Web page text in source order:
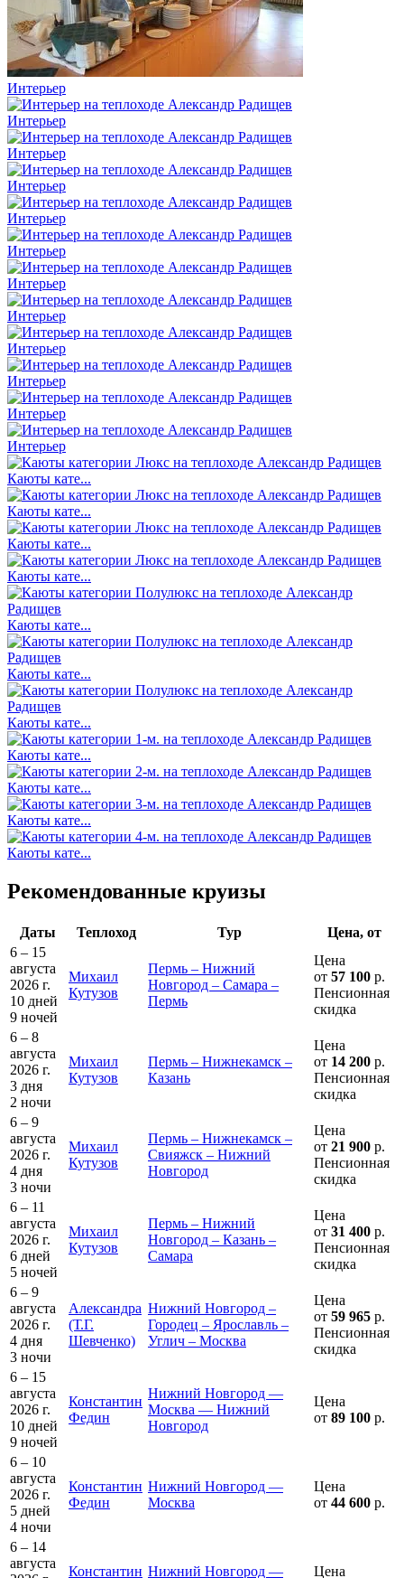
Интерьер
Интерьер
Интерьер
Интерьер
Интерьер
Интерьер
Интерьер
Интерьер
Интерьер
Интерьер
Интерьер
Интерьер
Каюты кате...
Каюты кате...
Каюты кате...
Каюты кате...
Каюты кате...
Каюты кате...
Каюты кате...
Каюты кате...
Каюты кате...
Каюты кате...
Каюты кате...
Рекомендованные круизы
Даты Теплоход Тур
Цена, от
6 – 15
августа
2026 г.
10 дней
9 ночей
Михаил
Кутузов
Пермь – Нижний
Новгород – Самара –
Пермь
Цена
от 57 100 р.
Пенсионная
скидка
6 – 8
августа
2026 г.
3 дня
2 ночи
Михаил
Кутузов
Пермь – Нижнекамск –
Казань
Цена
от 14 200 р.
Пенсионная
скидка
6 – 9
августа
2026 г.
4 дня
3 ночи
Михаил
Кутузов
Пермь – Нижнекамск –
Свияжск – Нижний
Новгород
Цена
от 21 900 р.
Пенсионная
скидка
6 – 11
августа
2026 г.
6 дней
5 ночей
Михаил
Кутузов
Пермь – Нижний
Новгород – Казань –
Самара
Цена
от 31 400 р.
Пенсионная
скидка
6 – 9
августа
2026 г.
4 дня
3 ночи
Александра
(Т.Г.
Шевченко)
Нижний Новгород –
Городец – Ярославль –
Углич – Москва
Цена
от 59 965 р.
Пенсионная
скидка
6 – 15
августа
2026 г.
10 дней
9 ночей
Константин
Федин
Нижний Новгород —
Москва — Нижний
Новгород
Цена
от 89 100 р.
6 – 10
августа
2026 г.
5 дней
4 ночи
Константин
Федин
Нижний Новгород —
Москва
Цена
от 44 600 р.
6 – 14
августа
Константин Нижний Новгород — Цена